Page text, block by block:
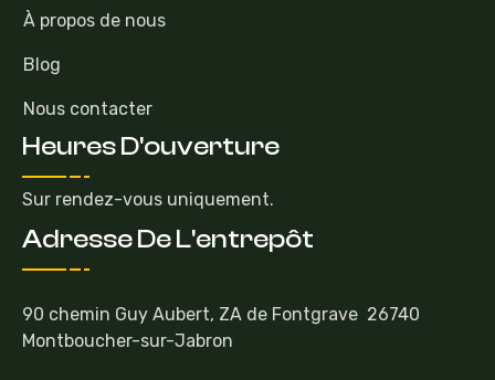
À propos de nous
Blog
Nous contacter
Heures D'ouverture
Sur rendez-vous uniquement.
Adresse De L'entrepôt
90 chemin Guy Aubert, ZA de Fontgrave 26740
Montboucher-sur-Jabron